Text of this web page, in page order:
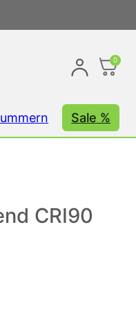
0
Sale %
CRI90